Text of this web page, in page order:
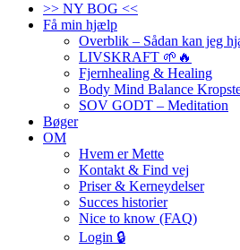
>> NY BOG <<
Få min hjælp
Overblik – Sådan kan jeg
LIVSKRAFT 🌱🔥
Fjernhealing & Healing
Body Mind Balance
SOV GODT – Meditation
Bøger
OM
Hvem er Mette
Kontakt & Find vej
Priser & Kerneydelser
Succes historier
Nice to know (FAQ)
Login 🔒